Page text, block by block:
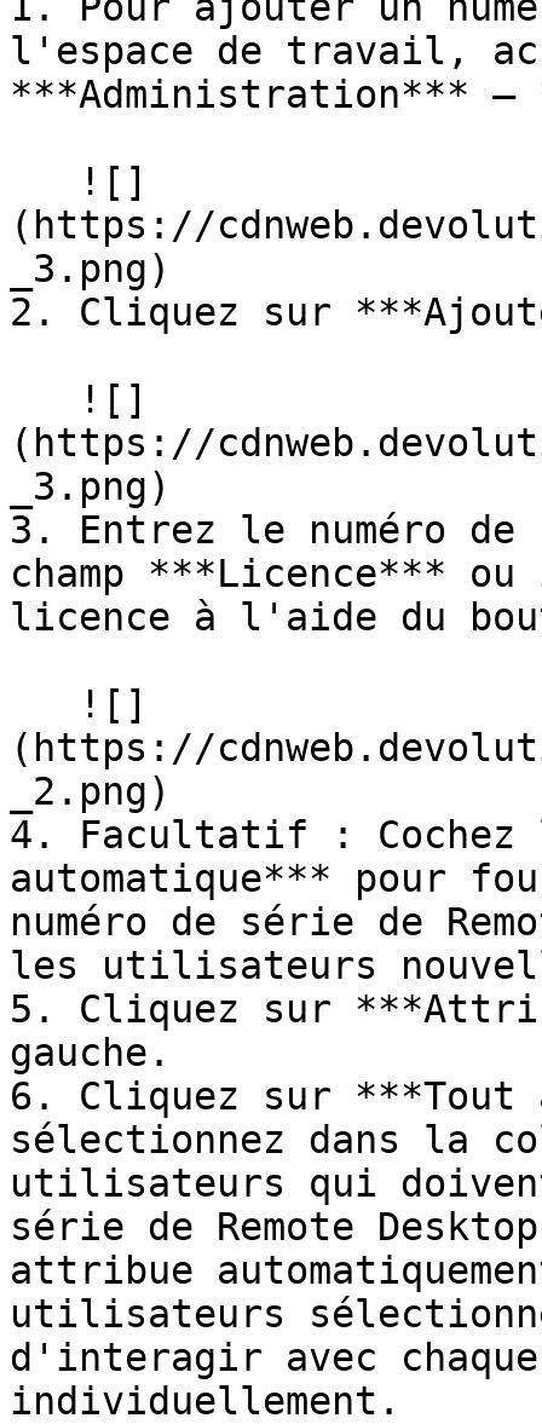
l'espace de travail,
***Administration*** –
(https://
_3.png)
2. Cliquez sur
(https://
_3.png)
3. Entrez le numéro
champ ***Licence***
licence à l'aide du
(https://
_2.png)
4. Facultatif :
automatique*** pour
numéro de série de
les utilisateurs
5. Cliquez sur
gauche.
6. Cliquez sur
sélectionnez dans la
utilisateurs qui
série de Remote
attribue
utilisateurs
d'interagir avec
individuellement.